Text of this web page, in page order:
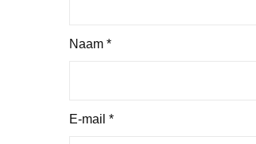
Naam *
E-mail *